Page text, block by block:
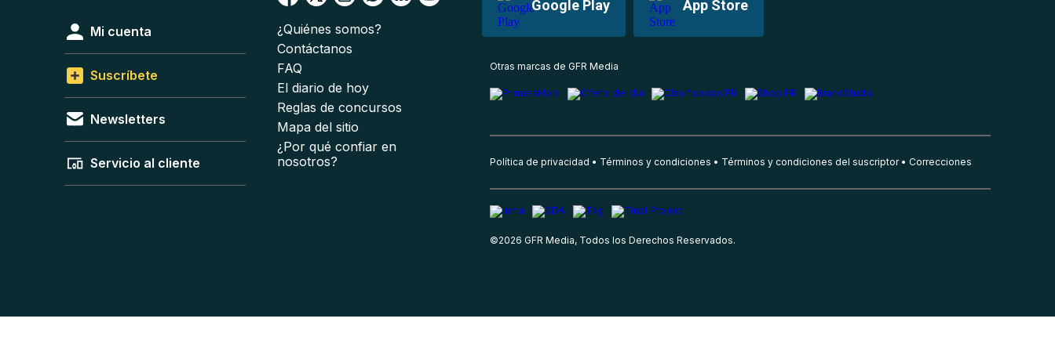
Google Play App Store
Mi cuenta
Suscríbete
Newsletters
Servicio al cliente
¿Quiénes somos?
Contáctanos
FAQ
El diario de hoy
Reglas de concursos
Mapa del sitio
¿Por qué confiar en
nosotros?
Otras marcas de GFR Media
Política de privacidad Términos y condiciones Términos y condiciones del suscriptor Correcciones
©2026 GFR Media, Todos los Derechos Reservados.